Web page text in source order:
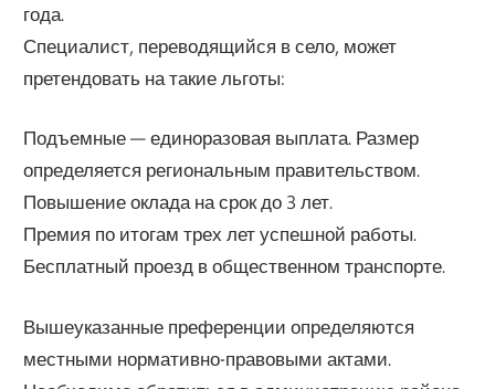
года.
Специалист, переводящийся в село, может
претендовать на такие льготы:
Подъемные — единоразовая выплата. Размер
определяется региональным правительством.
Повышение оклада на срок до 3 лет.
Премия по итогам трех лет успешной работы.
Бесплатный проезд в общественном транспорте.
Вышеуказанные преференции определяются
местными нормативно-правовыми актами.